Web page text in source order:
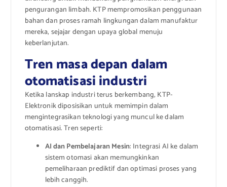
pengurangan limbah. KTP mempromosikan penggunaan
bahan dan proses ramah lingkungan dalam manufaktur
mereka, sejajar dengan upaya global menuju
keberlanjutan.
Tren masa depan dalam
otomatisasi industri
Ketika lanskap industri terus berkembang, KTP-
Elektronik diposisikan untuk memimpin dalam
mengintegrasikan teknologi yang muncul ke dalam
otomatisasi. Tren seperti:
AI dan Pembelajaran Mesin: Integrasi AI ke dalam
sistem otomasi akan memungkinkan
pemeliharaan prediktif dan optimasi proses yang
lebih canggih.